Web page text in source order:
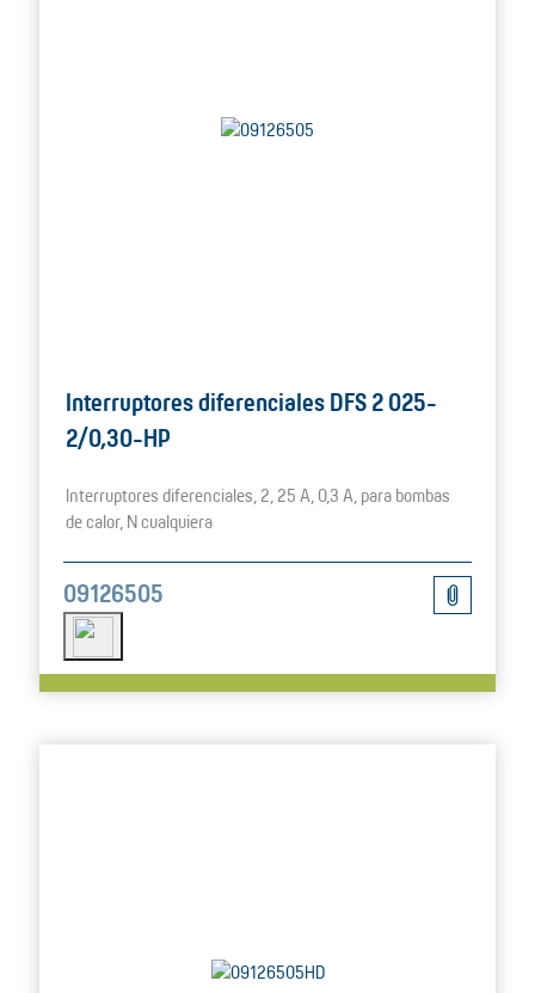
Interruptores diferenciales DFS 2 025-
2/0,30-HP
Interruptores diferenciales, 2, 25 A, 0,3 A, para bombas
de calor, N cualquiera
09126505